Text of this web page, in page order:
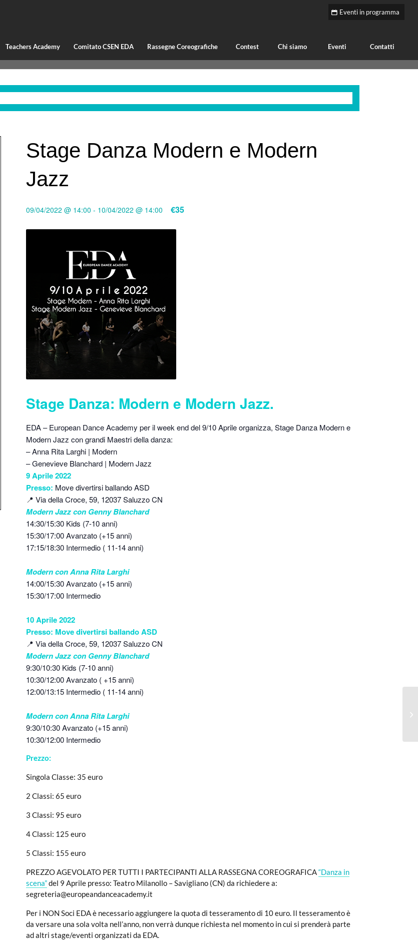
Eventi in programma
Teachers Academy Comitato CSEN EDA Rassegne Coreografiche Contest Chi siamo Eventi Contatti
Stage Danza Modern e Modern
Jazz
09/04/2022 @ 14:00 - 10/04/2022 @ 14:00 €35
Stage Danza: Modern e Modern Jazz.
EDA – European Dance Academy per il week end del 9/10 Aprile organizza, Stage Danza Modern e
Modern Jazz con grandi Maestri della danza:
– Anna Rita Larghi | Modern
– Genevieve Blanchard | Modern Jazz
9 Aprile 2022
Presso: Move divertirsi ballando ASD
📍 Via della Croce, 59, 12037 Saluzzo CN
Modern Jazz con Genny Blanchard
14:30/15:30 Kids (7-10 anni)
15:30/17:00 Avanzato (+15 anni)
17:15/18:30 Intermedio ( 11-14 anni)
Modern con Anna Rita Larghi
14:00/15:30 Avanzato (+15 anni)
15:30/17:00 Intermedio
10 Aprile 2022
Presso: Move divertirsi ballando ASD
📍 Via della Croce, 59, 12037 Saluzzo CN
Modern Jazz con Genny Blanchard
9:30/10:30 Kids (7-10 anni)
10:30/12:00 Avanzato ( +15 anni)
12:00/13:15 Intermedio ( 11-14 anni)
Modern con Anna Rita Larghi
9:30/10:30 Avanzato (+15 anni)
10:30/12:00 Intermedio
Prezzo:
Singola Classe: 35 euro
2 Classi: 65 euro
3 Classi: 95 euro
4 Classi: 125 euro
5 Classi: 155 euro
PREZZO AGEVOLATO PER TUTTI I PARTECIPANTI ALLA RASSEGNA COREOGRAFICA“Danza in
scena”del 9 Aprile presso: Teatro Milanollo – Savigliano (CN) da richiedere a:
segreteria@europeandanceacademy.it
Per i NON Soci EDA è necessario aggiungere la quota di tesseramento di 10 euro. Il tesseramento è
da versare una sola volta nell’anno, non verrà dunque richiesta nel momento in cui si prenderà parte
ad altri stage/eventi organizzati da EDA.